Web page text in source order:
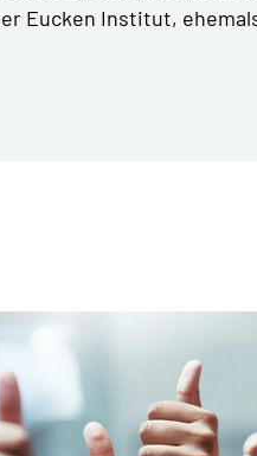
Eucken Institut,